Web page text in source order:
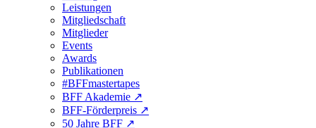
Leistungen
Mitgliedschaft
Mitglieder
Events
Awards
Publikationen
#BFFmastertapes
BFF Akademie ↗︎
BFF-Förderpreis ↗︎
50 Jahre BFF ↗︎